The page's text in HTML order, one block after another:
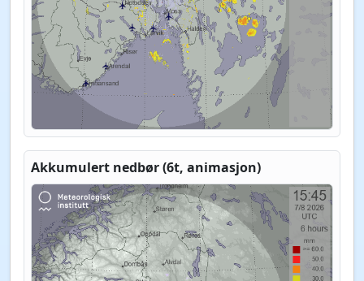
Akkumulert nedbør (6t, animasjon)